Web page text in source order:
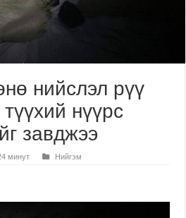
нийслэл рүү
нүүрс
завджээ
минут Нийгэм